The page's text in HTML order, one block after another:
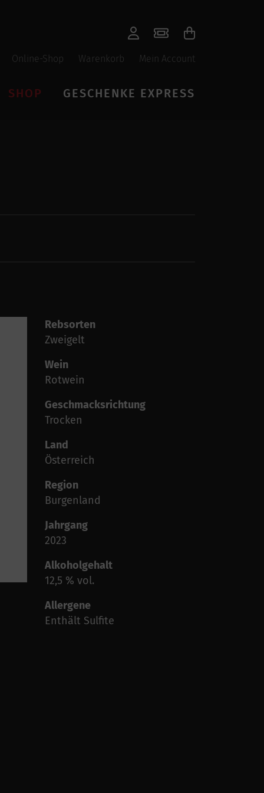
Online-Shop Warenkorb Mein Account
SHOP GESCHENKE EXPRESS
Rebsorten
Zweigelt
Wein
Rotwein
Geschmacksrichtung
Trocken
Land
Österreich
Region
Burgenland
Jahrgang
2023
Alkoholgehalt
12,5 % vol.
Allergene
Enthält Sulfite